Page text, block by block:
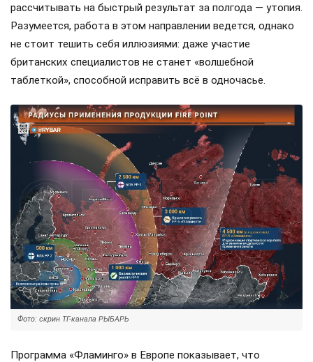
рассчитывать на быстрый результат за полгода — утопия.
Разумеется, работа в этом направлении ведется, однако
не стоит тешить себя иллюзиями: даже участие
британских специалистов не станет «волшебной
таблеткой», способной исправить всё в одночасье.
Фото: скрин ТГ-канала РЫБАРЬ
Программа «Фламинго» в Европе показывает, что